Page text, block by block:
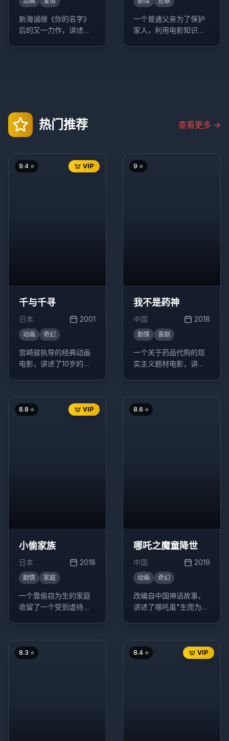
新海诚继《你的名字》
后的又一力作，讲述了
一个普通父亲为了保护
家人，利用电影知识与
热门推荐 查看更多 →
VIP
9.4 ⭐
千与千寻
日本 2001
动画 奇幻
宫崎骏执导的经典动画
电影，讲述了10岁的少
妈，经历了很多磨难的
故事。
9 ⭐
我不是药神
中国 2018
剧情 喜剧
一个关于药品代购的现
实主义题材电影，讲述
一跃成为印度仿制药"格
列宁"独家代理商的故
VIP
8.8 ⭐
小偷家族
日本 2018
剧情 家庭
一个靠偷窃为生的家庭
收留了一个受到虐待的
8.6 ⭐
哪吒之魔童降世
中国 2019
动画 奇幻
改编自中国神话故事，
讲述了哪吒虽"生而为
8.3 ⭐ VIP
8.4 ⭐